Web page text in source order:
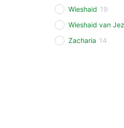
Wieshaid 19
Wieshaid van
Zacharia 14